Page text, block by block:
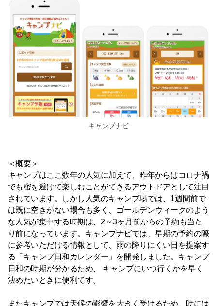
キャンプナビ
＜概要＞
キャンプはここ数年の人気に加えて、昨年からはコロナ禍
でも密を避けて楽しむことができるアウトドアとして注目
されています。しかし人気のキャンプ場では、1週間前で
は既に空きがない場合も多く、ゴールデンウィークのよう
な人気が集中する時期は、2～3ヶ月前からの予約も当た
り前になっています。キャンプナビでは、早期の予約の際
に参考いただける情報として、雨の降りにくい日を提案す
る「キャンプ日和カレンダー」を開発しました。キャンプ
日和の時期が分かるため、 キャンプにいつ行くかを早く
決めたいときに便利です。
またキャンプでは天候の影響を大きく受けるため、時には